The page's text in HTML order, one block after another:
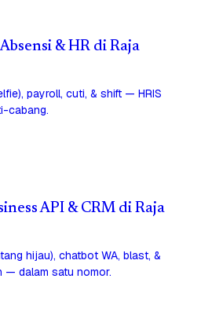
& HR di Raja
payroll, cuti, & shift — HRIS
cabang.
API & CRM di Raja
hijau), chatbot WA, blast, &
— dalam satu nomor.